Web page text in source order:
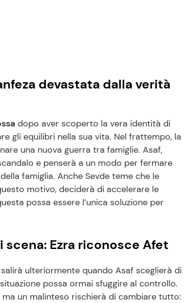
devastata dalla verità
dopo aver scoperto la vera identità di
gli equilibri nella sua vita. Nel frattempo, la
una nuova guerra tra famiglie. Asaf,
e penserà a un modo per fermare
famiglia. Anche Sevde teme che le
motivo, deciderà di accelerare le
possa essere l’unica soluzione per
Ezra riconosce Afet
ulteriormente quando Asaf sceglierà di
possa ormai sfuggire al controllo.
un malinteso rischierà di cambiare tutto: